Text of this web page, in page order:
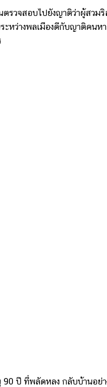
วจสอบไปยังญาติว่าผู้สวม
ะหว่างพลเมืองดีกับญาติคนห
ปี ที่พลัดหลง กลับบ้านอย่า